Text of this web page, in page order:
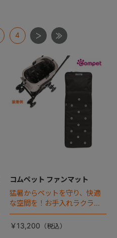
4
コムペット ファンマット
猛暑からペットを守り、快適
な空間を！お手入れラクラク
な「ファンマット」が登場！
￥13,200